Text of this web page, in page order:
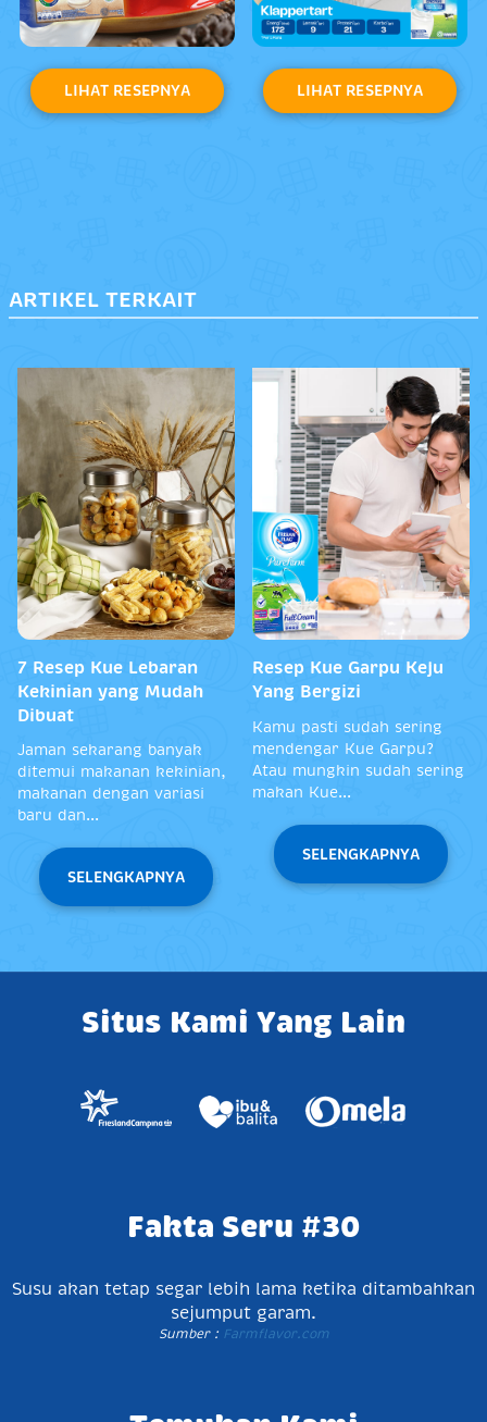
LIHAT RESEPNYA LIHAT RESEPNYA
ARTIKEL TERKAIT
7 Resep Kue Lebaran
Kekinian yang Mudah
Dibuat
Jaman sekarang banyak
ditemui makanan kekinian,
makanan dengan variasi
baru dan...
SELENGKAPNYA
Resep Kue Garpu Keju
Yang Bergizi
Kamu pasti sudah sering
mendengar Kue Garpu?
Atau mungkin sudah sering
makan Kue...
SELENGKAPNYA
Situs Kami Yang Lain
Fakta Seru #30
Susu akan tetap segar lebih lama ketika ditambahkan
sejumput garam.
Sumber :Farmflavor.com